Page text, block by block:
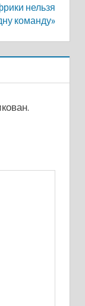
нельзя
команду»